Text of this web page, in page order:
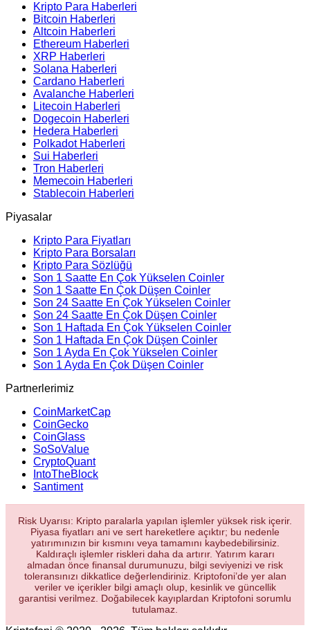
Kripto Para Haberleri
Bitcoin Haberleri
Altcoin Haberleri
Ethereum Haberleri
XRP Haberleri
Solana Haberleri
Cardano Haberleri
Avalanche Haberleri
Litecoin Haberleri
Dogecoin Haberleri
Hedera Haberleri
Polkadot Haberleri
Sui Haberleri
Tron Haberleri
Memecoin Haberleri
Stablecoin Haberleri
Piyasalar
Kripto Para Fiyatları
Kripto Para Borsaları
Kripto Para Sözlüğü
Son 1 Saatte En Çok Yükselen Coinler
Son 1 Saatte En Çok Düşen Coinler
Son 24 Saatte En Çok Yükselen Coinler
Son 24 Saatte En Çok Düşen Coinler
Son 1 Haftada En Çok Yükselen Coinler
Son 1 Haftada En Çok Düşen Coinler
Son 1 Ayda En Çok Yükselen Coinler
Son 1 Ayda En Çok Düşen Coinler
Partnerlerimiz
CoinMarketCap
CoinGecko
CoinGlass
SoSoValue
CryptoQuant
IntoTheBlock
Santiment
Risk Uyarısı: Kripto paralarla yapılan işlemler yüksek risk içerir.
Piyasa fiyatları ani ve sert hareketlere açıktır; bu nedenle
yatırımınızın bir kısmını veya tamamını kaybedebilirsiniz.
Kaldıraçlı işlemler riskleri daha da artırır. Yatırım kararı
almadan önce finansal durumunuzu, bilgi seviyenizi ve risk
toleransınızı dikkatlice değerlendiriniz. Kriptofoni’de yer alan
veriler ve içerikler bilgi amaçlı olup, kesinlik ve güncellik
garantisi verilmez. Doğabilecek kayıplardan Kriptofoni sorumlu
tutulamaz.